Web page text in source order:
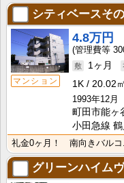
シティベースそ
マンション
4.8万円
1ヶ月
1K
20.02㎡
1993年12月
町田市能ヶ
小田急線
グリーンハイム